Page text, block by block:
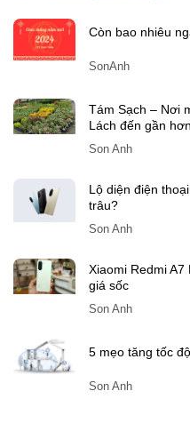
Còn bao nhiêu
SonAnh
Tám Sạch – Nơi
Lách đến gần
Son Anh
Lộ diện điện
trâu?
Son Anh
Xiaomi Redmi
giá sốc
Son Anh
5 mẹo tăng tốc
Son Anh